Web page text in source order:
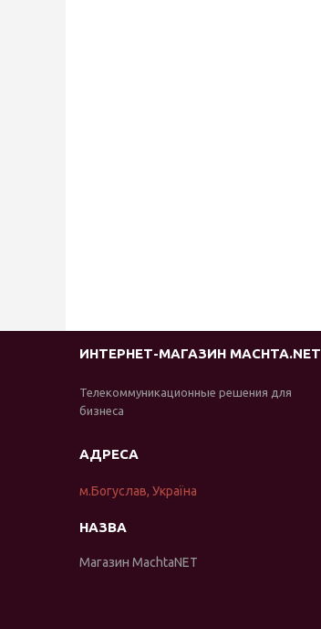
ИНТЕРНЕТ-МАГАЗИН MACHTA.NET
Телекоммуникационные решения для
бизнеса
м.Богуслав, Україна
Магазин MachtaNET